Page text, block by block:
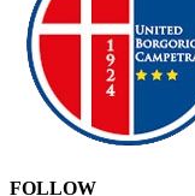
FOLLOW